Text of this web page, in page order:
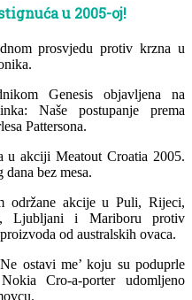
u 2005-oj!
prosvjedu protiv krzna u
Genesis objavljena na
Naše postupanje prema
Pattersona.
u akciji Meatout Croatia 2005.
bez mesa.
održane akcije u Puli, Rijeci,
Ljubljani i Mariboru protiv
od australskih ovaca.
ostavi me’ koju su poduprle
Cro-a-porter udomljeno